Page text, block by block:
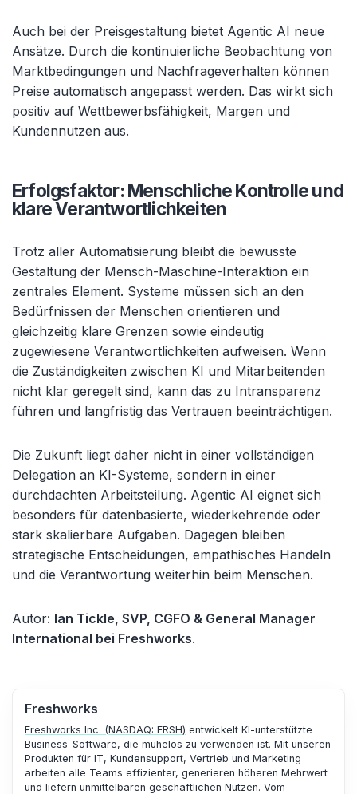
Auch bei der Preisgestaltung bietet Agentic AI neue
Ansätze. Durch die kontinuierliche Beobachtung von
Marktbedingungen und Nachfrageverhalten können
Preise automatisch angepasst werden. Das wirkt sich
positiv auf Wettbewerbsfähigkeit, Margen und
Kundennutzen aus.
Erfolgsfaktor: Menschliche Kontrolle und
klare Verantwortlichkeiten
Trotz aller Automatisierung bleibt die bewusste
Gestaltung der Mensch-Maschine-Interaktion ein
zentrales Element. Systeme müssen sich an den
Bedürfnissen der Menschen orientieren und
gleichzeitig klare Grenzen sowie eindeutig
zugewiesene Verantwortlichkeiten aufweisen. Wenn
die Zuständigkeiten zwischen KI und Mitarbeitenden
nicht klar geregelt sind, kann das zu Intransparenz
führen und langfristig das Vertrauen beeinträchtigen.
Die Zukunft liegt daher nicht in einer vollständigen
Delegation an KI-Systeme, sondern in einer
durchdachten Arbeitsteilung. Agentic AI eignet sich
besonders für datenbasierte, wiederkehrende oder
stark skalierbare Aufgaben. Dagegen bleiben
strategische Entscheidungen, empathisches Handeln
und die Verantwortung weiterhin beim Menschen.
Autor: Ian Tickle, SVP, CGFO & General Manager
International bei Freshworks.
Freshworks
Freshworks Inc. (NASDAQ: FRSH) entwickelt KI-unterstützte
Business-Software, die mühelos zu verwenden ist. Mit unseren
Produkten für IT, Kundensupport, Vertrieb und Marketing
arbeiten alle Teams effizienter, generieren höheren Mehrwert
und liefern unmittelbaren geschäftlichen Nutzen. Vom